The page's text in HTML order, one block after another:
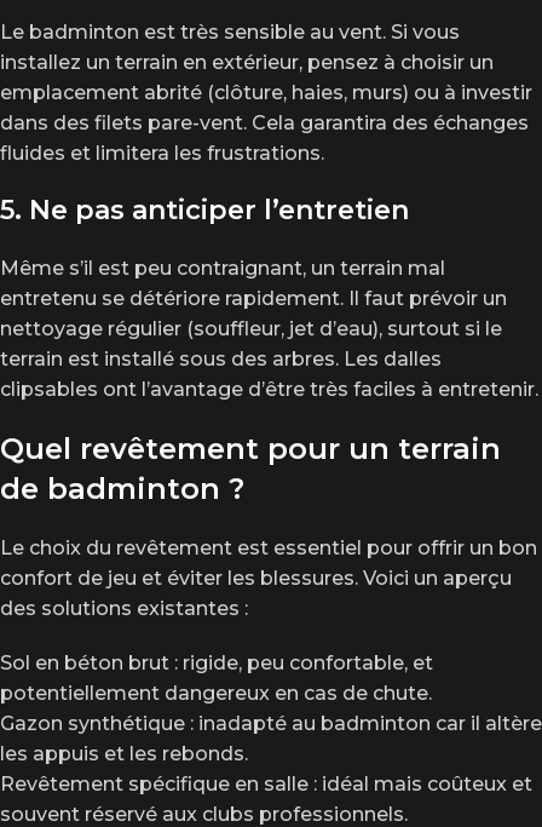
Le badminton est très sensible au vent. Si vous
installez un terrain en extérieur, pensez à choisir un
emplacement abrité (clôture, haies, murs) ou à investir
dans des filets pare-vent. Cela garantira des échanges
fluides et limitera les frustrations.
5. Ne pas anticiper l’entretien
Même s’il est peu contraignant, un terrain mal
entretenu se détériore rapidement. Il faut prévoir un
nettoyage régulier (souffleur, jet d’eau), surtout si le
terrain est installé sous des arbres. Les dalles
clipsables ont l’avantage d’être très faciles à entretenir.
Quel revêtement pour un terrain
de badminton ?
Le choix du revêtement est essentiel pour offrir un bon
confort de jeu et éviter les blessures. Voici un aperçu
des solutions existantes :
Sol en béton brut : rigide, peu confortable, et
potentiellement dangereux en cas de chute.
Gazon synthétique : inadapté au badminton car il altère
les appuis et les rebonds.
Revêtement spécifique en salle : idéal mais coûteux et
souvent réservé aux clubs professionnels.